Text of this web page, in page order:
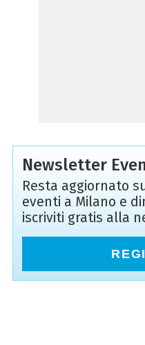
Newsletter
Resta aggiornato
eventi a Milano e
iscriviti gratis alla